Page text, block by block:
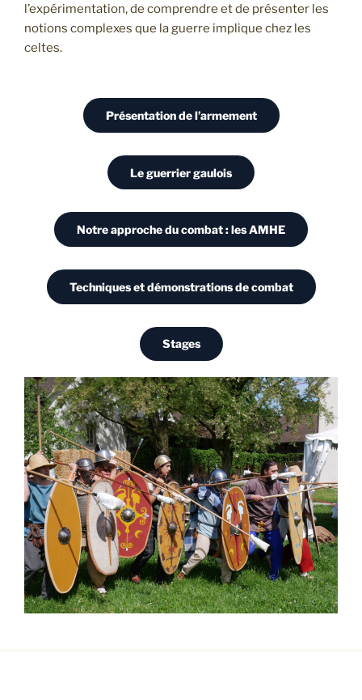
l’expérimentation, de comprendre et de présenter les
notions complexes que la guerre implique chez les
celtes.
Présentation de l’armement
Le guerrier gaulois
Notre approche du combat : les AMHE
Techniques et démonstrations de combat
Stages